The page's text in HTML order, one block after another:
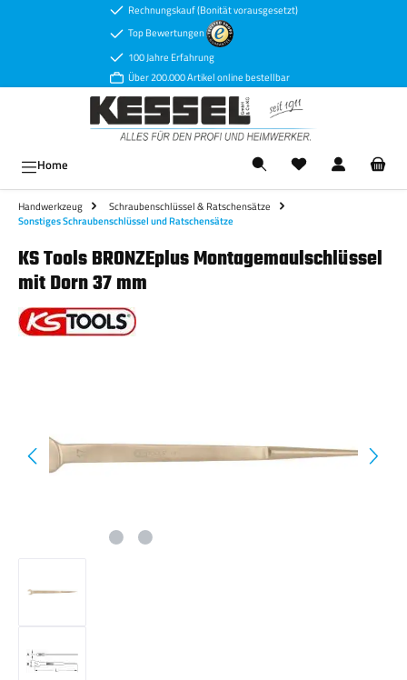
Zum Hauptinhalt springenRechnungskauf (Bonität vorausgesetzt)
Top Bewertungen
100 Jahre Erfahrung
Über 200.000 Artikel online bestellbar
Home
Handwerkzeug
Schraubenschlüssel & Ratschensätze
Sonstiges Schraubenschlüssel und Ratschensätze
KS Tools BRONZEplus Montagemaulschlüssel
mit Dorn 37 mm